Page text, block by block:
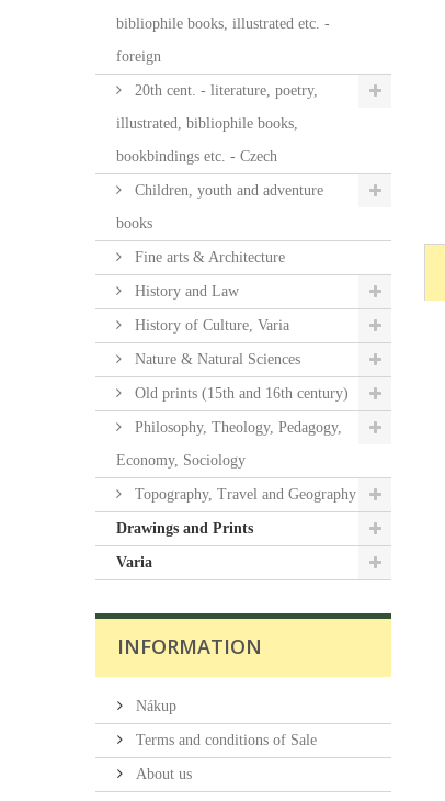
bibliophile books, illustrated etc. -
foreign
20th cent. - literature, poetry,
illustrated, bibliophile books,
bookbindings etc. - Czech
Children, youth and adventure
books
Fine arts & Architecture
History and Law
History of Culture, Varia
Nature & Natural Sciences
Old prints (15th and 16th century)
Philosophy, Theology, Pedagogy,
Economy, Sociology
Topography, Travel and Geography
Drawings and Prints
Varia
INFORMATION
Nákup
Terms and conditions of Sale
About us